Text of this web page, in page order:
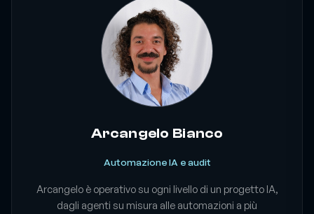
Arcangelo Bianco
Automazione IA e audit
Arcangelo è operativo su ogni livello di un progetto IA,
dagli agenti su misura alle automazioni a più